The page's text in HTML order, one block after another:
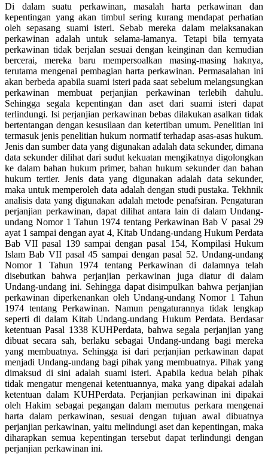
Di dalam suatu perkawinan, masalah harta perkawinan dan
kepentingan yang akan timbul sering kurang mendapat perhatian
oleh sepasang suami isteri. Sebab mereka dalam melaksanakan
perkawinan adalah untuk selama-lamanya. Tetapi bila ternyata
perkawinan tidak berjalan sesuai dengan keinginan dan kemudian
bercerai, mereka baru mempersoalkan masing-masing haknya,
terutama mengenai pembagian harta perkawinan. Permasalahan ini
akan berbeda apabila suami isteri pada saat sebelum melangsungkan
perkawinan membuat perjanjian perkawinan terlebih dahulu.
Sehingga segala kepentingan dan aset dari suami isteri dapat
terlindungi. Isi perjanjian perkawinan bebas dilakukan asalkan tidak
bertentangan dengan kesusilaan dan ketertiban umum. Penelitian ini
termasuk jenis penelitian hukum normatif terhadap asas-asas hukum.
Jenis dan sumber data yang digunakan adalah data sekunder, dimana
data sekunder dilihat dari sudut kekuatan mengikatnya digolongkan
ke dalam bahan hukum primer, bahan hukum sekunder dan bahan
hukum tertier. Jenis data yang digunakan adalah data sekunder,
maka untuk memperoleh data adalah dengan studi pustaka. Tekhnik
analisis data yang digunakan adalah metode penafsiran. Pengaturan
perjanjian perkawinan, dapat dilihat antara lain di dalam Undang-
undang Nomor 1 Tahun 1974 tentang Perkawinan Bab V pasal 29
ayat 1 sampai dengan ayat 4, Kitab Undang-undang Hukum Perdata
Bab VII pasal 139 sampai dengan pasal 154, Kompilasi Hukum
Islam Bab VII pasal 45 sampai dengan pasal 52. Undang-undang
Nomor 1 Tahun 1974 tentang Perkawinan di dalamnya telah
disebutkan bahwa perjanjian perkawinan juga diatur di dalam
Undang-undang ini. Sehingga dapat disimpulkan bahwa perjanjian
perkawinan diperkenankan oleh Undang-undang Nomor 1 Tahun
1974 tentang Perkawinan. Namun pengaturannya tidak lengkap
seperti di dalam Kitab Undang-undang Hukum Perdata. Berdasar
ketentuan Pasal 1338 KUHPerdata, bahwa segala perjanjian yang
dibuat secara sah, berlaku sebagai Undang-undang bagi mereka
yang membuatnya. Sehingga isi dari perjanjian perkawinan dapat
menjadi Undang-undang bagi pihak yang membuatnya. Pihak yang
dimaksud di sini adalah suami isteri. Apabila kedua belah pihak
tidak mengatur mengenai ketentuannya, maka yang dipakai adalah
ketentuan dalam KUHPerdata. Perjanjian perkawinan ini dipakai
oleh Hakim sebagai pegangan dalam memutus perkara mengenai
harta dalam perkawinan, sesuai dengan tujuan awal dibuatnya
perjanjian perkawinan, yaitu melindungi aset dan kepentingan, maka
diharapkan semua kepentingan tersebut dapat terlindungi dengan
perjanjian perkawinan ini.